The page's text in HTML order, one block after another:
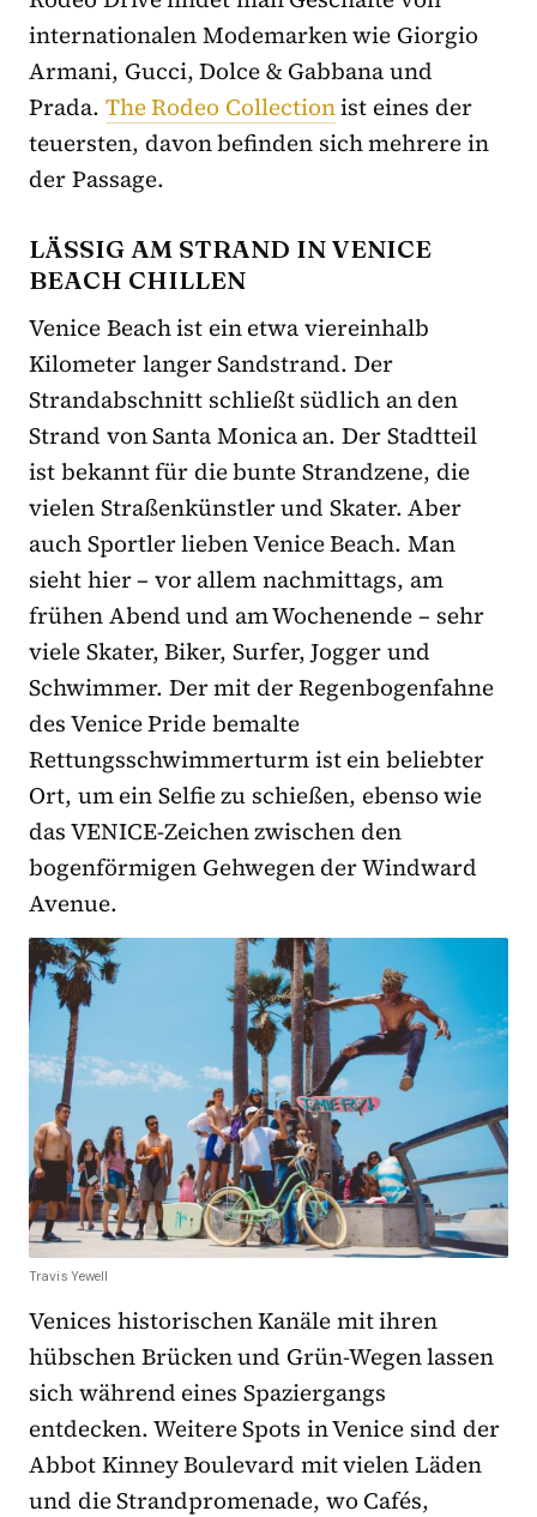
internationalen Modemarken wie Giorgio
Armani, Gucci, Dolce & Gabbana und
Prada. The Rodeo Collectionist eines der
teuersten, davon befinden sich mehrere in
der Passage.
LÄSSIG AM STRAND IN VENICE
BEACH CHILLEN
Venice Beach ist ein etwa viereinhalb
Kilometer langer Sandstrand. Der
Strandabschnitt schließt südlich an den
Strand von Santa Monica an. Der Stadtteil
ist bekannt für die bunte Strandzene, die
vielen Straßenkünstler und Skater. Aber
auch Sportler lieben Venice Beach. Man
sieht hier – vor allem nachmittags, am
frühen Abend und am Wochenende – sehr
viele Skater, Biker, Surfer, Jogger und
Schwimmer. Der mit der Regenbogenfahne
des Venice Pride bemalte
Rettungsschwimmerturm ist ein beliebter
Ort, um ein Selfie zu schießen, ebenso wie
das VENICE-Zeichen zwischen den
bogenförmigen Gehwegen der Windward
Avenue.
Travis Yewell
Venices historischen Kanäle mit ihren
hübschen Brücken und Grün-Wegen lassen
sich während eines Spaziergangs
entdecken. Weitere Spots in Venice sind der
Abbot Kinney Boulevard mit vielen Läden
und die Strandpromenade, wo Cafés,